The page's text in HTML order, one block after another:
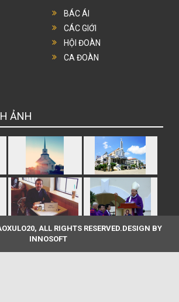
BÁC ÁI
CÁC GIỚI
HỘI ĐOÀN
CA ĐOÀN
ẢNH
ALL RIGHTS RESERVED.DESIGN BY
INNOSOFT